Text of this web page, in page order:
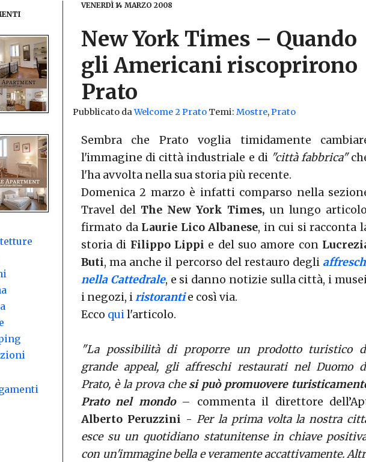
VENERDÌ 14 MARZO 2008
New York Times – Quando
gli Americani riscoprirono
Prato
Pubblicato daWelcome 2 Prato Temi: Mostre,Prato
Sembra che Prato voglia timidamente
l'immagine di città industriale e di "città fabbrica"
l'ha avvolta nella sua storia più recente.
Domenica 2 marzo è infatti comparso nella
Travel del The New York Times, un lungo
firmato da Laurie Lico Albanese, in cui si racconta
storia di Filippo Lippi e del suo amore con
Buti, ma anche il percorso del restauro degli
nella Cattedrale, e si danno notizie sulla città, i
i negozi, iristorantie così via.
Ecco quil'articolo.
"La possibilità di proporre un prodotto turistico
grande appeal, gli affreschi restaurati nel Duomo
Prato, è la prova chesi può promuovere
Prato nel mondo– commenta il direttore
Alberto Peruzzini - Per la prima volta la nostra
esce su un quotidiano statunitense in chiave
con un'immagine bella e veramente accattivamente.